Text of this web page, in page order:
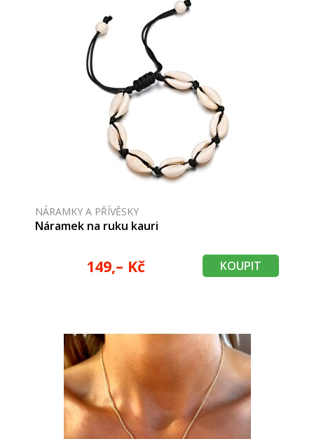
NÁRAMKY A PŘÍVĚSKY
Náramek na ruku kauri
149,– Kč KOUPIT